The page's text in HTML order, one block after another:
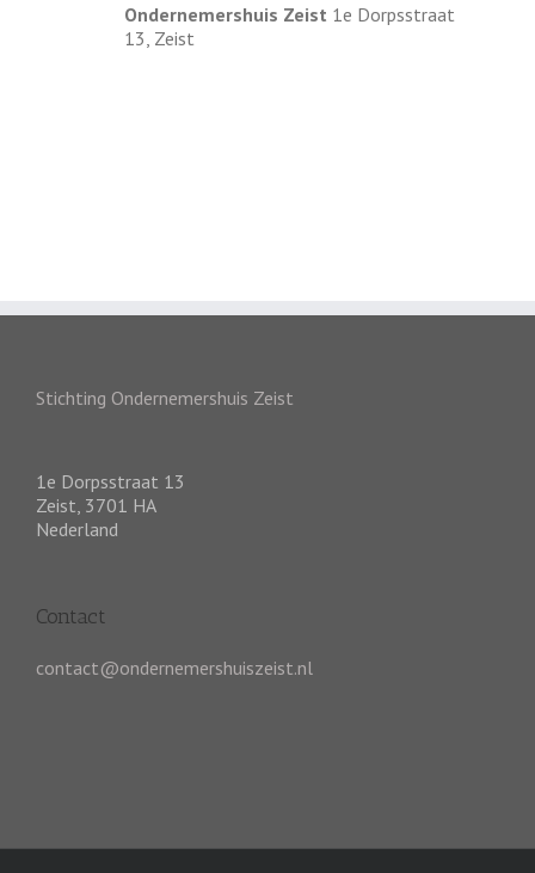
Ondernemershuis Zeist 1e Dorpsstraat
13, Zeist
Stichting Ondernemershuis Zeist
1e Dorpsstraat 13
Zeist 3701 HA
Nederland
Contact
contact@ondernemershuiszeist.nl